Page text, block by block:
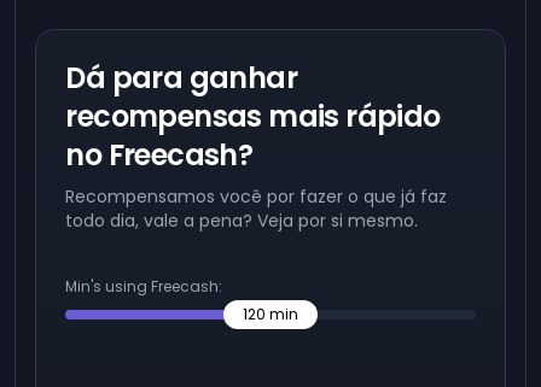
Dá para ganhar
recompensas mais rápido
no Freecash?
Recompensamos você por fazer o que já faz
todo dia, vale a pena? Veja por si mesmo.
Min's using Freecash:
120 min